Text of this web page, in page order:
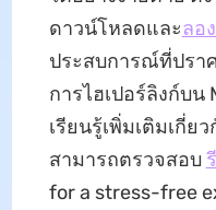
ดาวน์โหลดและลอ
ประสบการณ์ที่ปรา
การไฮเปอร์ลิงก์บ
เรียนรู้เพิ่มเติมเกี่
สามารถตรวจสอบ
for a stress-free